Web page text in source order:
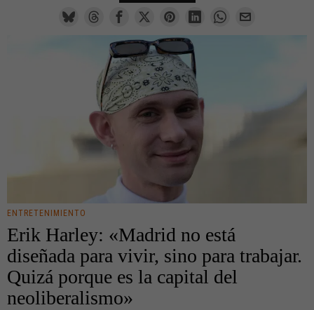
ENTRETENIMIENTO
Erik Harley: «Madrid no está
diseñada para vivir, sino para trabajar.
Quizá porque es la capital del
neoliberalismo»